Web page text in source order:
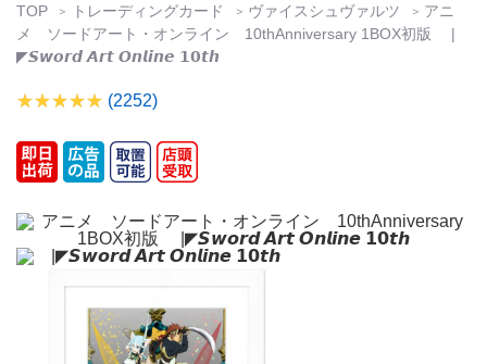
TOP トレーディングカード ヴァイスシュヴァルツ
アニ
メ ソードアート・オンライン 10thAnniversary 1BOX初版 ⠀ |
◤𝙎𝙬𝙤𝙧𝙙 𝘼𝙧𝙩 𝙊𝙣𝙡𝙞𝙣𝙚 𝟭𝟬𝙩𝙝
(2252)